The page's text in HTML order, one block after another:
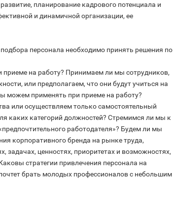
планирование кадрового потенциала и
и динамичной организации, ее
персонала необходимо принять решения по
на работу? Принимаем ли мы сотрудников,
или предполагаем, что они будут учиться на
можем применять при приеме на работу?
или осуществляем только самостоятельный
каких категорий должностей? Стремимся ли мы к
работодателя»? Будем ли мы
корпоративного бренда на рынке труда,
задачах, ценностях, приоритетах и возможностях,
стратегии привлечения персонала на
брать молодых профессионалов с небольшим